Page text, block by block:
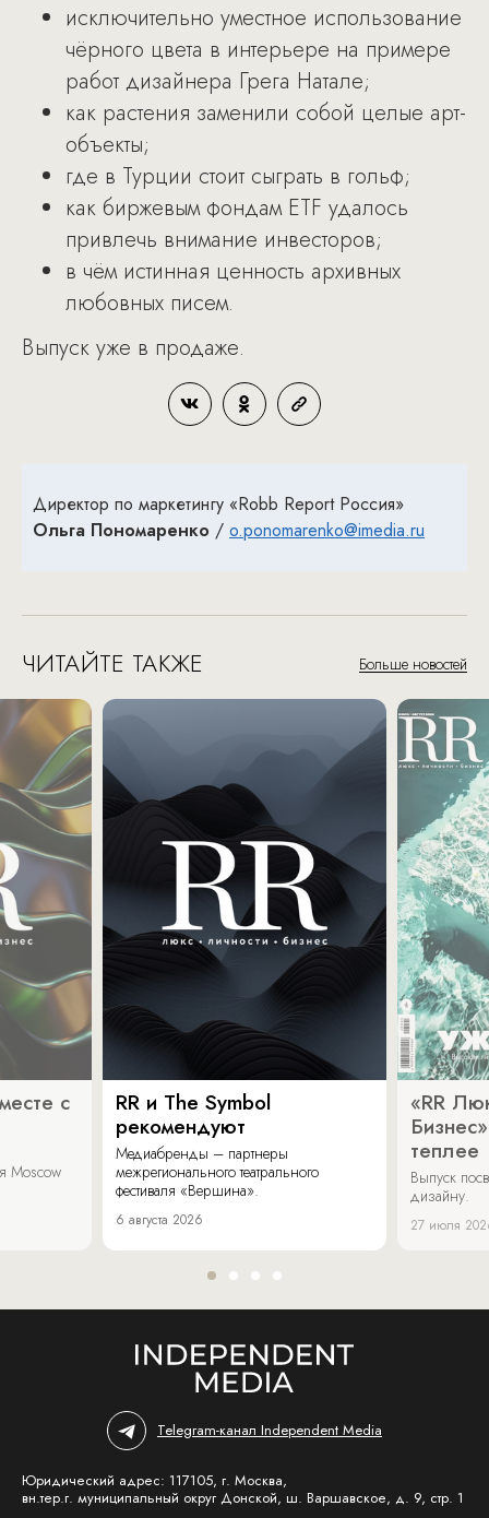
исключительно уместное использование
чёрного цвета в интерьере на примере
работ дизайнера Грега Натале;
как растения заменили собой целые арт-
объекты;
где в Турции стоит сыграть в гольф;
как биржевым фондам ETF удалось
привлечь внимание инвесторов;
в чём истинная ценность архивных
любовных писем.
Выпуск уже в продаже.
Директор по маркетингу «Robb Report Россия»
Ольга Пономаренко / o.ponomarenko@imedia.ru
ЧИТАЙТЕ ТАКЖЕ Больше новостей
с
Moscow
RR и The Symbol
рекомендуют
Медиабренды – партнеры
межрегионального театрального
фестиваля «Вершина».
6 августа 2026
«RR
теплее
Выпуск
дизайну.
27 июля
Telegram-канал Independent Media
Юридический адрес: 117105, г. Москва,
вн.тер.г. муниципальный округ Донской, ш. Варшавское, д. 9, стр. 1